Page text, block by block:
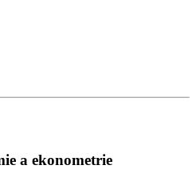
a ekonometrie